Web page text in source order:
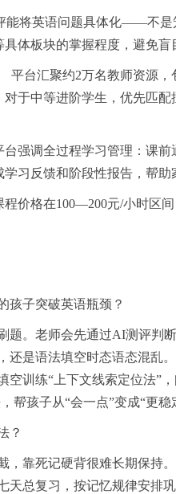
将英语问题具体化——不是
体板块的掌握程度，避免盲
平台汇聚约2万名教师资源
于中等进阶学生，优先匹
强调全过程学习管理：课
习反馈和阶段性报告，帮
价格在100—200元/小时区
孩子突破英语瓶颈？
题。老师会先通过AI测评
还是语法填空时态语态混乱
训练“上下文线索定位法”
帮孩子从“会一点”变成“更稳
？
，靠死记硬背很难长期保
总复习，按记忆规律安排